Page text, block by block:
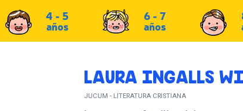
4 - 5
años
6 - 7
años
LAURA INGALLS
JUCUM - LITERATURA CRISTIANA